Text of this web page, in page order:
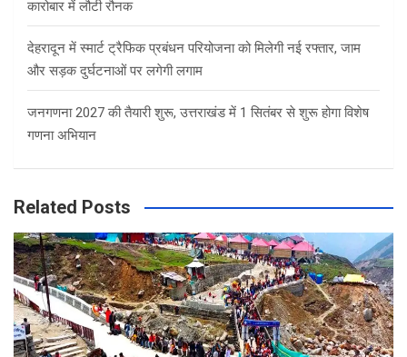
कारोबार में लौटी रौनक
देहरादून में स्मार्ट ट्रैफिक प्रबंधन परियोजना को मिलेगी नई रफ्तार, जाम
और सड़क दुर्घटनाओं पर लगेगी लगाम
जनगणना 2027 की तैयारी शुरू, उत्तराखंड में 1 सितंबर से शुरू होगा विशेष
गणना अभियान
Related Posts